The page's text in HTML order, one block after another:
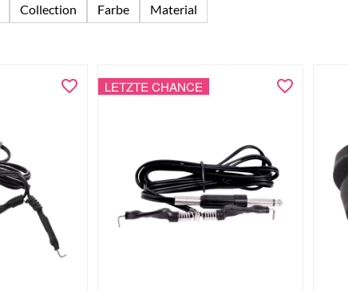
Collection Farbe Material
LETZTE CHANCE